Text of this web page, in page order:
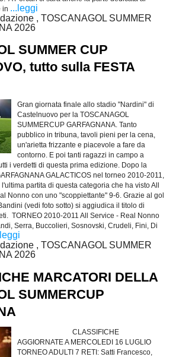
in ...leggi
, TOSCANAGOL SUMMER
2026
SUMMER CUP
tutto sulla FESTA
Gran giornata finale allo stadio "Nardini" di
Castelnuovo per la TOSCANAGOL
SUMMERCUP GARFAGNANA. Tanto
pubblico in tribuna, tavoli pieni per la cena,
un'arietta frizzante e piacevole a fare da
contorno. E poi tanti ragazzi in campo a
i verdetti di questa prima edizione. Dopo la
GALACTICOS nel torneo 2010-2011,
partita di questa categoria che ha visto All
Nonno con uno "scoppiettante" 9-6. Grazie al gol
(vedi foto sotto) si aggiudica il titolo di
TORNEO 2010-2011 All Service - Real Nonno
Serra, Buccolieri, Sosnovski, Crudeli, Fini, Di
, TOSCANAGOL SUMMER
2026
MARCATORI DELLA
SUMMERCUP
CLASSIFICHE
AGGIORNATE A MERCOLEDI 16 LUGLIO
TORNEO ADULTI 7 RETI: Satti Francesco,